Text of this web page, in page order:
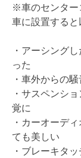
※車のセンター
車に設置する
・アーシング
った
・車外からの
・サスペンシ
覚に
・カーオーデ
ても美しい
・ブレーキタ